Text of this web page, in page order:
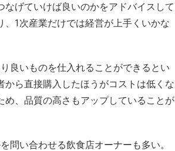
げていけば良いのかをアドバイスして
1次産業だけでは経営が上手くいかな
良いものを仕入れることができるとい
ら直接購入したほうがコストは低くな
、品質の高さもアップしていることが
問い合わせる飲食店オーナーも多い。